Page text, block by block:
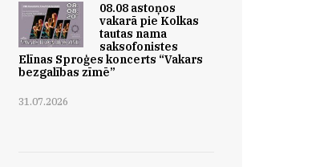
08.08 astoņos
vakarā pie Kolkas
tautas nama
saksofonistes
Elīnas Sproģes koncerts “Vakars
bezgalības zīmē”
31.07.2026